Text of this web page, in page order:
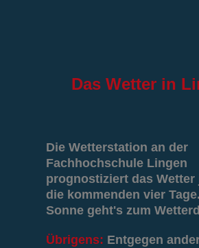
Das Wetter in
Die Wetterstation an der
Fachhochschule Lingen
prognostiziert das
die kommenden vier
Sonne geht's zum
Übrigens: Entgegen